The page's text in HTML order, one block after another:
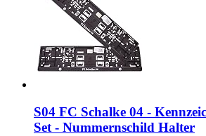
S04 FC Schalke 04 -
Set - Nummernschild Halter